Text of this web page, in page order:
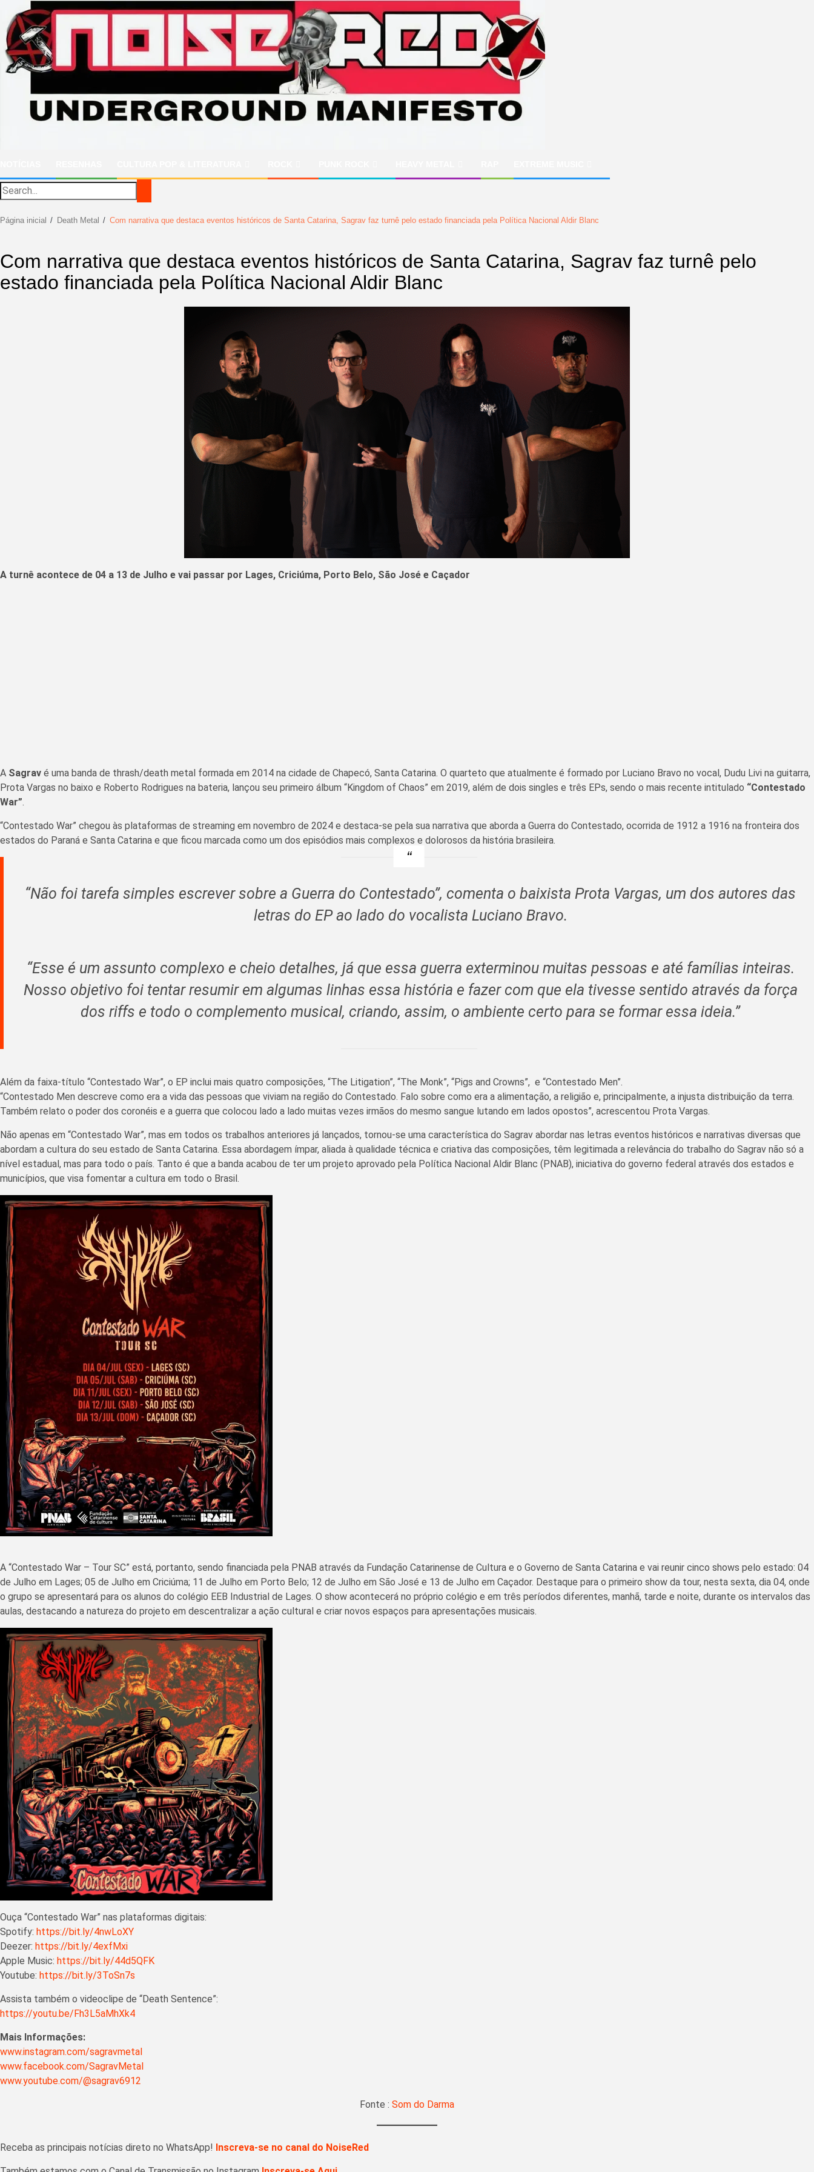
para
conteúdo
Página inicial Death Metal Com narrativa que destaca eventos históricos de Santa Catarina, Sagrav faz turnê pelo estado financiada pela Política Nacional Aldir Blanc
Com narrativa que destaca eventos históricos de Santa Catarina, Sagrav faz turnê pelo
estado financiada pela Política Nacional Aldir Blanc
A turnê acontece de 04 a 13 de Julho e vai passar por Lages, Criciúma, Porto Belo, São José e Caçador
A Sagrav é uma banda de thrash/death metal formada em 2014 na cidade de Chapecó, Santa Catarina. O quarteto que atualmente é formado por Luciano Bravo no vocal, Dudu Livi na guitarra,
Prota Vargas no baixo e Roberto Rodrigues na bateria, lançou seu primeiro álbum “Kingdom of Chaos” em 2019, além de dois singles e três EPs, sendo o mais recente intitulado “Contestado
War”.
“Contestado War” chegou às plataformas de streaming em novembro de 2024 e destaca-se pela sua narrativa que aborda a Guerra do Contestado, ocorrida de 1912 a 1916 na fronteira dos
estados do Paraná e Santa Catarina e que ficou marcada como um dos episódios mais complexos e dolorosos da história brasileira.
“Não foi tarefa simples escrever sobre a Guerra do Contestado”, comenta o baixista Prota Vargas, um dos autores das
letras do EP ao lado do vocalista Luciano Bravo.
“Esse é um assunto complexo e cheio detalhes, já que essa guerra exterminou muitas pessoas e até famílias inteiras.
Nosso objetivo foi tentar resumir em algumas linhas essa história e fazer com que ela tivesse sentido através da força
dos riffs e todo o complemento musical, criando, assim, o ambiente certo para se formar essa ideia.”
Além da faixa-título “Contestado War”, o EP inclui mais quatro composições, “The Litigation”, “The Monk”, “Pigs and Crowns”, e “Contestado Men”.
“Contestado Men descreve como era a vida das pessoas que viviam na região do Contestado. Falo sobre como era a alimentação, a religião e, principalmente, a injusta distribuição da terra.
Também relato o poder dos coronéis e a guerra que colocou lado a lado muitas vezes irmãos do mesmo sangue lutando em lados opostos”, acrescentou Prota Vargas.
Não apenas em “Contestado War”, mas em todos os trabalhos anteriores já lançados, tornou-se uma característica do Sagrav abordar nas letras eventos históricos e narrativas diversas que
abordam a cultura do seu estado de Santa Catarina. Essa abordagem ímpar, aliada à qualidade técnica e criativa das composições, têm legitimada a relevância do trabalho do Sagrav não só a
nível estadual, mas para todo o país. Tanto é que a banda acabou de ter um projeto aprovado pela Política Nacional Aldir Blanc (PNAB), iniciativa do governo federal através dos estados e
municípios, que visa fomentar a cultura em todo o Brasil.
A “Contestado War – Tour SC” está, portanto, sendo financiada pela PNAB através da Fundação Catarinense de Cultura e o Governo de Santa Catarina e vai reunir cinco shows pelo estado: 04
de Julho em Lages; 05 de Julho em Criciúma; 11 de Julho em Porto Belo; 12 de Julho em São José e 13 de Julho em Caçador. Destaque para o primeiro show da tour, nesta sexta, dia 04, onde
o grupo se apresentará para os alunos do colégio EEB Industrial de Lages. O show acontecerá no próprio colégio e em três períodos diferentes, manhã, tarde e noite, durante os intervalos das
aulas, destacando a natureza do projeto em descentralizar a ação cultural e criar novos espaços para apresentações musicais.
Ouça “Contestado War” nas plataformas digitais:
Spotify: https://bit.ly/4nwLoXY
Deezer: https://bit.ly/4exfMxi
Apple Music: https://bit.ly/44d5QFK
Youtube: https://bit.ly/3ToSn7s
Assista também o videoclipe de “Death Sentence”:
https://youtu.be/Fh3L5aMhXk4
Mais Informações:
www.instagram.com/sagravmetal
www.facebook.com/SagravMetal
www.youtube.com/@sagrav6912
Fonte : Som do Darma
Receba as principais notícias direto no WhatsApp! Inscreva-se no canal do NoiseRed